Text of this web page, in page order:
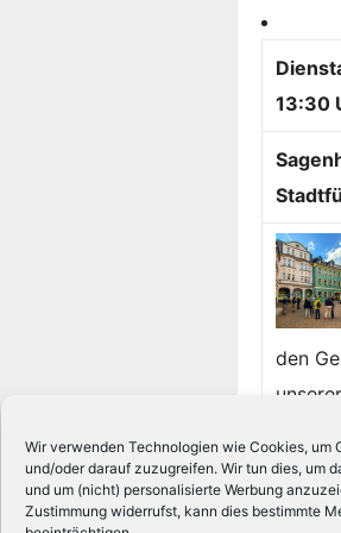
Wir verwenden Technologien wie Cookies, um
und/oder darauf zuzugreifen. Wir tun dies, um
und um (nicht) personalisierte Werbung
Zustimmung widerrufst, kann dies bestimmte
13:30
den
Mehr
Greiz
Kinder